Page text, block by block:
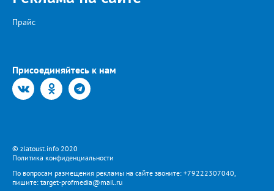
Прайс
Присоединяйтесь к нам
© zlatoust.info 2020
Политика конфиденциальности
По вопросам размещения рекламы на сайте звоните: +79222307040,
пишите: target-profmedia@mail.ru